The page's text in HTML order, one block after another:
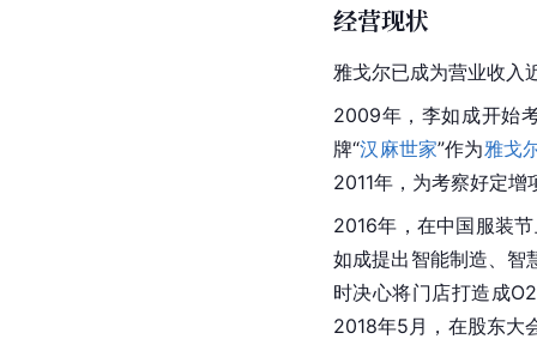
经营现状
雅戈尔已成为营业收入
2009年，李如成开始
牌“汉麻世家”作为雅戈
2011年，为考察好定
2016年，在中国服装
如成提出 智能制造 、
时决心将门店打造成
2018年5月，在股东大